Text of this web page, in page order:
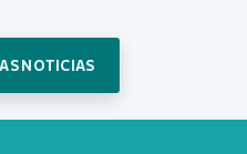
NOTICIAS